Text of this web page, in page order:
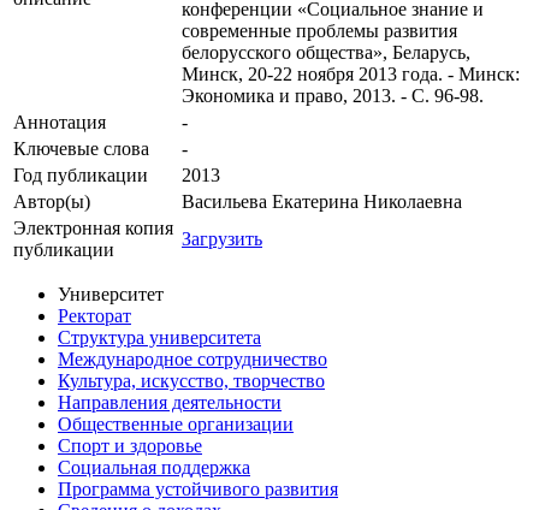
конференции «Социальное знание и
современные проблемы развития
белорусского общества», Беларусь,
Минск, 20-22 ноября 2013 года. - Минск:
Экономика и право, 2013. - С. 96-98.
Аннотация
-
Ключевые cлова
-
Год публикации
2013
Автор(ы)
Васильева Екатерина Николаевна
Электронная копия
публикации
Загрузить
Университет
Ректорат
Структура университета
Международное сотрудничество
Культура, искусство, творчество
Направления деятельности
Общественные организации
Спорт и здоровье
Социальная поддержка
Программа устойчивого развития